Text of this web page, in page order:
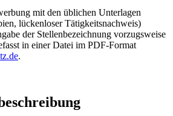
mit den üblichen Unterlagen
lückenloser Tätigkeitsnachweis)
der Stellenbezeichnung vorzugsweise
in einer Datei im PDF-Format
.